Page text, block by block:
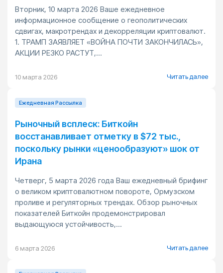
Вторник, 10 марта 2026 Ваше ежедневное
информационное сообщение о геополитических
сдвигах, макротрендах и декорреляции криптовалют.
1. ТРАМП ЗАЯВЛЯЕТ «ВОЙНА ПОЧТИ ЗАКОНЧИЛАСЬ»,
АКЦИИ РЕЗКО РАСТУТ,...
10 марта 2026 Читать далее
Ежедневная Pассылка
Рыночный всплеск: Биткойн
восстанавливает отметку в $72 тыс.,
поскольку рынки «ценообразуют» шок от
Ирана
Четверг, 5 марта 2026 года Ваш ежедневный брифинг
о великом криптовалютном повороте, Ормузском
проливе и регуляторных трендах. Обзор рыночных
показателей Биткойн продемонстрировал
выдающуюся устойчивость,...
6 марта 2026 Читать далее